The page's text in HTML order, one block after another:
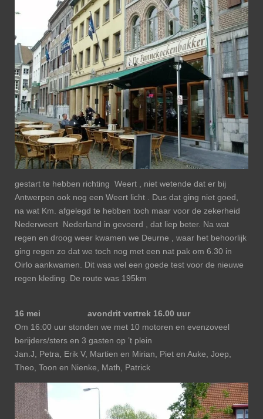
gestart te hebben richting Weert , niet wetende dat er bij
Antwerpen ook nog een Weert licht . Dus dat ging niet goed,
na wat Km. afgelegd te hebben toch maar voor de zekerheid
Nederweert Nederland in gevoerd , dat liep beter. Na wat
regen en droog weer kwamen we Deurne , waar het behoorlijk
ging regen zo dat we toch nog met een nat pak om 6.30 in
Oirlo aankwamen. Dit was wel een goede test voor de nieuwe
regen kleding. De route was 195km
16 mei avondrit vertrek 16.00 uur
Om 16:00 uur stonden we met 10 motoren en evenzoveel
berijders/sters en 3 gasten op ’t plein
Jan.J, Petra, Erik V, Martien en Mirian, Piet en Auke, Joep,
Theo, Toon en Nienke, Math, Patrick